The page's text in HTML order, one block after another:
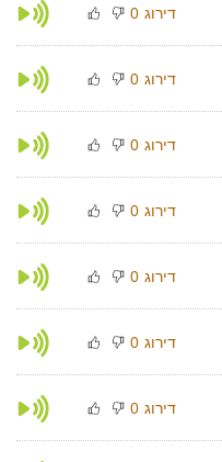
0 דירוג
0 דירוג
0 דירוג
0 דירוג
0 דירוג
0 דירוג
0 דירוג